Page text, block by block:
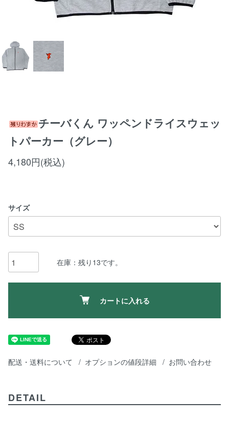
チーバくん ワッペンドライスウェッ
トパーカー（グレー）
4,180円(税込)
サイズ
在庫：残り13です。
カートに入れる
配送・送料について オプションの値段詳細 お問い合わせ
DETAIL